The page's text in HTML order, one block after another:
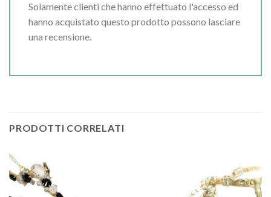
Solamente clienti che hanno effettuato l'accesso ed
hanno acquistato questo prodotto possono lasciare
una recensione.
PRODOTTI CORRELATI